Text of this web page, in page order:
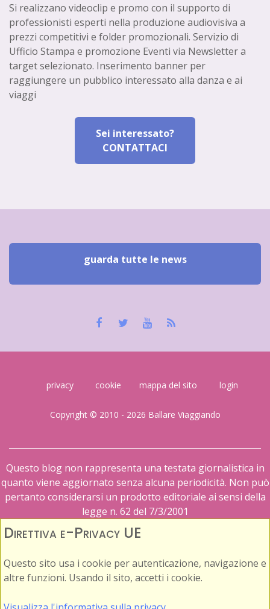
Si realizzano videoclip e promo con il supporto di
professionisti esperti nella produzione audiovisiva a
prezzi competitivi e folder promozionali. Servizio di
Ufficio Stampa e promozione Eventi via Newsletter a
target selezionato. Inserimento banner per
raggiungere un pubblico interessato alla danza e ai
viaggi
Sei interessato?
CONTATTACI
guarda tutte le news
privacy cookie mappa del sito login
Copyright © 2010 - 2026 Ballare Viaggiando
Questo blog non rappresenta una testata giornalistica in
quanto viene aggiornato senza alcuna periodicità. Non può
pertanto considerarsi un prodotto editoriale ai sensi della
legge n. 62 del 7/3/2001
Direttiva e-Privacy UE
Questo sito usa i cookie per autenticazione, navigazione e
altre funzioni. Usando il sito, accetti i cookie.